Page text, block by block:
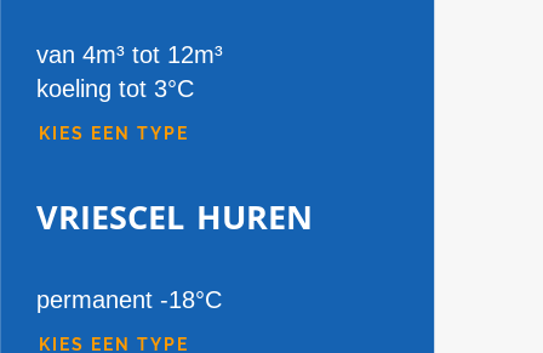
van 4m³ tot 12m³
koeling tot 3°C
KIES EEN TYPE
vriescel huren
permanent -18°C
KIES EEN TYPE